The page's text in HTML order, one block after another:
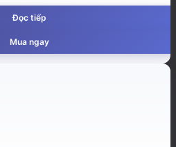
Đọc tiếp
Mua ngay